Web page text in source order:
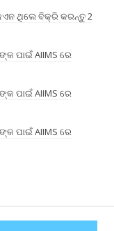
କଏନ ଥିଲେ ବିକ୍ରି କରନ୍ତୁ 2
ପାଇଁ AIIMS ରେ
ପାଇଁ AIIMS ରେ
ପାଇଁ AIIMS ରେ